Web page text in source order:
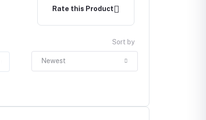
Rate this Product
Sort by
Newest